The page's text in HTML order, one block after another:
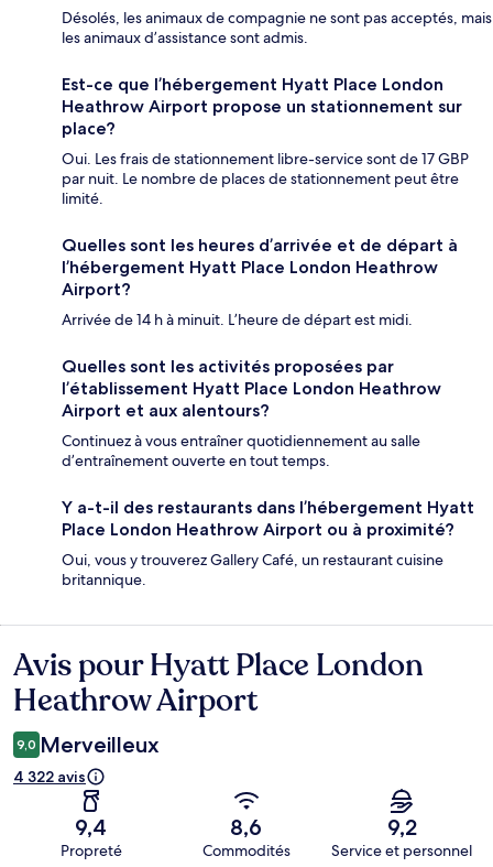
Désolés, les animaux de compagnie ne sont pas acceptés, mais
les animaux d’assistance sont admis.
Est-ce que l’hébergement Hyatt Place London
Heathrow Airport propose un stationnement sur
place?
Oui. Les frais de stationnement libre-service sont de 17 GBP
par nuit. Le nombre de places de stationnement peut être
limité.
Quelles sont les heures d’arrivée et de départ à
l’hébergement Hyatt Place London Heathrow
Airport?
Arrivée de 14 h à minuit. L’heure de départ est midi.
Quelles sont les activités proposées par
l’établissement Hyatt Place London Heathrow
Airport et aux alentours?
Continuez à vous entraîner quotidiennement au salle
d’entraînement ouverte en tout temps.
Y a-t-il des restaurants dans l’hébergement Hyatt
Place London Heathrow Airport ou à proximité?
Oui, vous y trouverez Gallery Café, un restaurant cuisine
britannique.
Avis
Avis pour Hyatt Place London
Heathrow Airport
9,0 Merveilleux
4 322 avis
9,4
Propreté
8,6
Commodités
9,2
Service et personnel